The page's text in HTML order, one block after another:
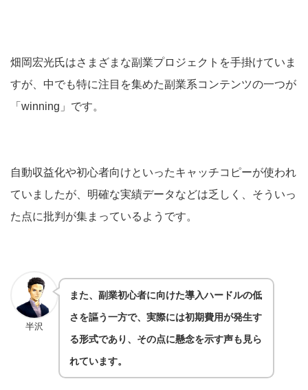
畑岡宏光氏はさまざまな副業プロジェクトを手掛けていま
すが、中でも特に注目を集めた副業系コンテンツの一つが
「winning」です。
自動収益化や初心者向けといったキャッチコピーが使われ
ていましたが、明確な実績データなどは乏しく、そういっ
た点に批判が集まっているようです。
半沢
また、副業初心者に向けた導入ハードルの低
さを謳う一方で、実際には初期費用が発生す
る形式であり、その点に懸念を示す声も見ら
れています。